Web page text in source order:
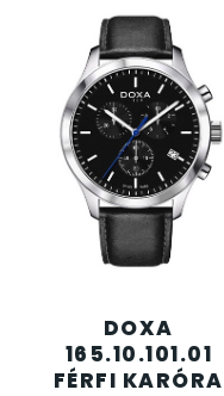
DOXA
165.10.101.01
FÉRFI KARÓRA
HÁLÓZATI ÓRÁK
HOLLÓHÁZI PORCELÁN
ICE WATCH
KANDALLÓÓRÁK
KENNETH COLE
LORUS